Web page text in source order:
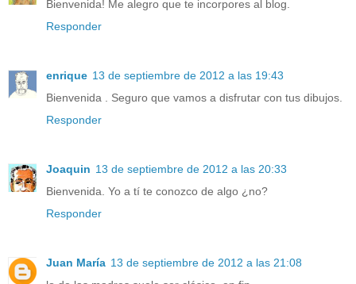
Bienvenida! Me alegro que te incorpores al blog.
Responder
enrique 13 de septiembre de 2012 a las 19:43
Bienvenida . Seguro que vamos a disfrutar con tus dibujos.
Responder
Joaquin 13 de septiembre de 2012 a las 20:33
Bienvenida. Yo a tí te conozco de algo ¿no?
Responder
Juan María 13 de septiembre de 2012 a las 21:08